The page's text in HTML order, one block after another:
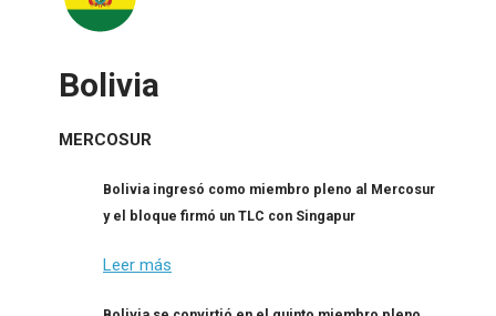
Bolivia
MERCOSUR
Bolivia ingresó como miembro pleno al Mercosur
y el bloque firmó un TLC con Singapur
Leer más